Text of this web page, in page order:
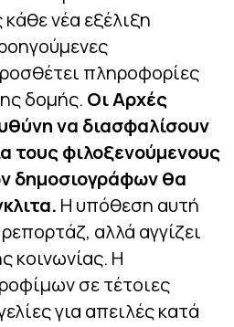
νέα εξέλιξη
πληροφορίες
δομής. Οι Αρχές
να διασφαλίσουν
τους φιλοξενούμενους
δημοσιογράφων θα
Η υπόθεση αυτή
αλλά αγγίζει
κοινωνίας. Η
σε τέτοιες
για απειλές κατά